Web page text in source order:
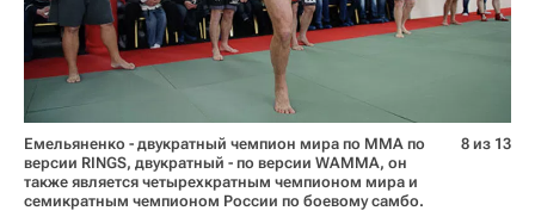
Емельяненко - двукратный чемпион мира по ММА по
версии RINGS, двукратный - по версии WAMMA, он
также является четырехкратным чемпионом мира и
семикратным чемпионом России по боевому самбо.
8 из 13